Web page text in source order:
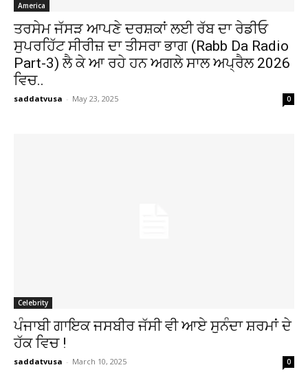
America
ਤਰਸੇਮ ਜੱਸੜ ਆਪਣੇ ਦਰਸ਼ਕਾਂ ਲਈ ਰੱਬ ਦਾ ਰੇਡੀਓ
ਸੁਪਰਹਿੱਟ ਸੀਰੀਜ਼ ਦਾ ਤੀਸਰਾ ਭਾਗ (Rabb Da Radio
Part-3) ਲੈ ਕੇ ਆ ਰਹੇ ਹਨ ਅਗਲੇ ਸਾਲ ਅਪ੍ਰੈਲ 2026
ਵਿਚ..
saddatvusa - May 23, 2025 0
Celebrity
ਪੰਜਾਬੀ ਗਾਇਕ ਜਸਬੀਰ ਜੱਸੀ ਵੀ ਆਏ ਸੁਨੰਦਾ ਸ਼ਰਮਾਂ ਦੇ
ਹੱਕ ਵਿਚ !
saddatvusa - March 10, 2025 0